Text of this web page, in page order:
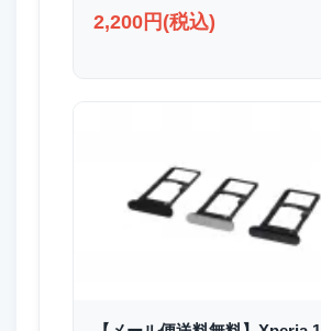
2,200円(税込)